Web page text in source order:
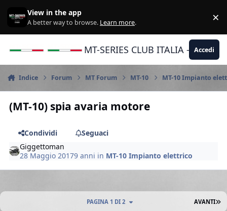
View in the app
A better way to browse. Learn more. ×
MT-SERIES CLUB ITALIA -Accedi
Indice Forum MT Forum MT-10 MT-10 Impianto
(MT-10) spia avaria motore
Condividi
Seguaci
Giggettoman
28 Maggio 20179 anni in MT-10 Impianto elettrico
AVANTI
PAGINA 1 DI 2